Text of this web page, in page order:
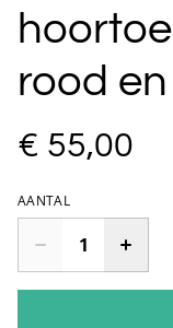
rood
€ 55,00
AANTAL